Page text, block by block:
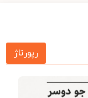
رپورتاژ